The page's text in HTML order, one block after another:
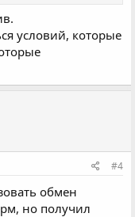
условий, которые
#4
обмен
но получил